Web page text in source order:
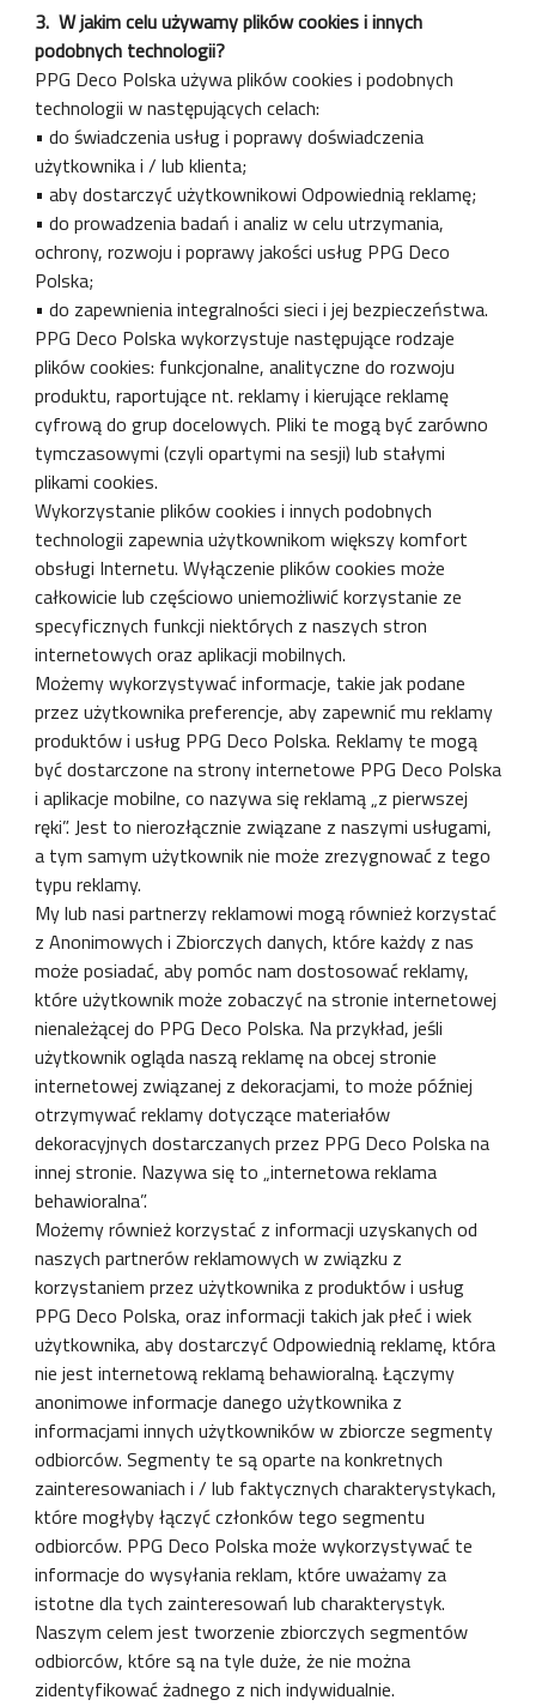
3. W jakim celu używamy plików cookies i innych
podobnych technologii?
PPG Deco Polska używa plików cookies i podobnych
technologii w następujących celach:
• do świadczenia usług i poprawy doświadczenia
użytkownika i / lub klienta;
• aby dostarczyć użytkownikowi Odpowiednią reklamę;
• do prowadzenia badań i analiz w celu utrzymania,
ochrony, rozwoju i poprawy jakości usług PPG Deco
Polska;
• do zapewnienia integralności sieci i jej bezpieczeństwa.
PPG Deco Polska wykorzystuje następujące rodzaje
plików cookies: funkcjonalne, analityczne do rozwoju
produktu, raportujące nt. reklamy i kierujące reklamę
cyfrową do grup docelowych. Pliki te mogą być zarówno
tymczasowymi (czyli opartymi na sesji) lub stałymi
plikami cookies.
Wykorzystanie plików cookies i innych podobnych
technologii zapewnia użytkownikom większy komfort
obsługi Internetu. Wyłączenie plików cookies może
całkowicie lub częściowo uniemożliwić korzystanie ze
specyficznych funkcji niektórych z naszych stron
internetowych oraz aplikacji mobilnych.
Możemy wykorzystywać informacje, takie jak podane
przez użytkownika preferencje, aby zapewnić mu reklamy
produktów i usług PPG Deco Polska. Reklamy te mogą
być dostarczone na strony internetowe PPG Deco Polska
i aplikacje mobilne, co nazywa się reklamą „z pierwszej
ręki”. Jest to nierozłącznie związane z naszymi usługami,
a tym samym użytkownik nie może zrezygnować z tego
typu reklamy.
My lub nasi partnerzy reklamowi mogą również korzystać
z Anonimowych i Zbiorczych danych, które każdy z nas
może posiadać, aby pomóc nam dostosować reklamy,
które użytkownik może zobaczyć na stronie internetowej
nienależącej do PPG Deco Polska. Na przykład, jeśli
użytkownik ogląda naszą reklamę na obcej stronie
internetowej związanej z dekoracjami, to może później
otrzymywać reklamy dotyczące materiałów
dekoracyjnych dostarczanych przez PPG Deco Polska na
innej stronie. Nazywa się to „internetowa reklama
behawioralna”.
Możemy również korzystać z informacji uzyskanych od
naszych partnerów reklamowych w związku z
korzystaniem przez użytkownika z produktów i usług
PPG Deco Polska, oraz informacji takich jak płeć i wiek
użytkownika, aby dostarczyć Odpowiednią reklamę, która
nie jest internetową reklamą behawioralną. Łączymy
anonimowe informacje danego użytkownika z
informacjami innych użytkowników w zbiorcze segmenty
odbiorców. Segmenty te są oparte na konkretnych
zainteresowaniach i / lub faktycznych charakterystykach,
które mogłyby łączyć członków tego segmentu
odbiorców. PPG Deco Polska może wykorzystywać te
informacje do wysyłania reklam, które uważamy za
istotne dla tych zainteresowań lub charakterystyk.
Naszym celem jest tworzenie zbiorczych segmentów
odbiorców, które są na tyle duże, że nie można
zidentyfikować żadnego z nich indywidualnie.